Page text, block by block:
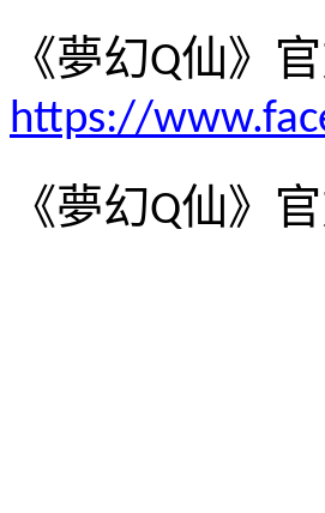
《夢幻Q仙》
https://
《夢幻Q仙》